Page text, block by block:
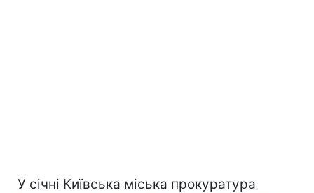
У січні Київська міська прокуратура